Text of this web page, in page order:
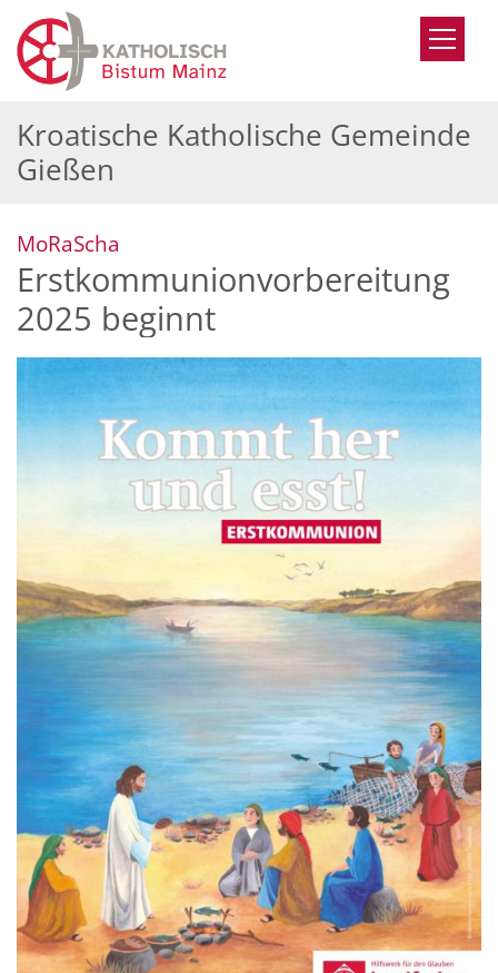
Zum Inhalt springen
Kroatische Katholische Gemeinde
Gießen
MoRaScha
Erstkommunionvorbereitung
2025 beginnt